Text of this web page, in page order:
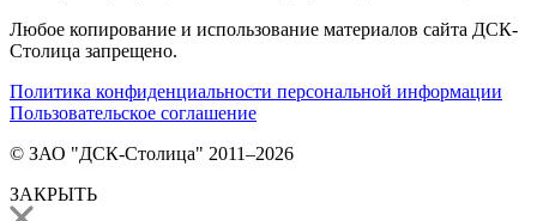
Любое копирование и использование материалов сайта ДСК-
Столица запрещено.
Политика конфиденциальности персональной информации
Пользовательское соглашение
© ЗАО "ДСК-Столица" 2011–2026
ЗАКРЫТЬ